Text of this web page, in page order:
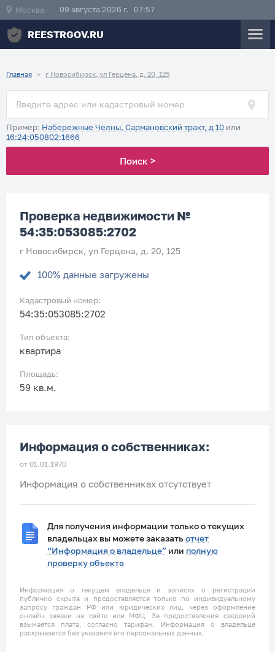
Москва 09 августа 2026 г. 07:57
REESTRGOV.RU
Главная > г Новосибирск, ул Герцена, д. 20, 125
Поиск >
Пример: Набережные Челны, Сармановский тракт, д 10 или
16:24:050802:1666
Проверка недвижимости №
54:35:053085:2702
г Новосибирск, ул Герцена, д. 20, 125
100% данные загружены
Кадастровый номер:
54:35:053085:2702
Тип объекта:
квартира
Площадь:
59 кв.м.
Информация о собственниках:
от 01.01.1970
Информация о собственниках отсутствует
Для получения информации только о текущих
владельцах вы можете заказать отчет
“Информация о владельце” или полную
проверку объекта
Информация о текущем владельце и записях о регистрации
публично скрыта и предоставляется только по индивидуальному
запросу граждан РФ или юридических лиц, через оформление
онлайн заявки на сайте или МФЦ. За предоставления сведений
взымается плата, согласно тарифам. Информация о владельце
раскрывается без указания его персональных данных.